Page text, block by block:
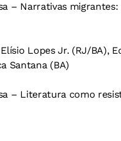
– Narrativas
Lopes Jr. (RJ/BA),
Santana (BA)
– Literatura como